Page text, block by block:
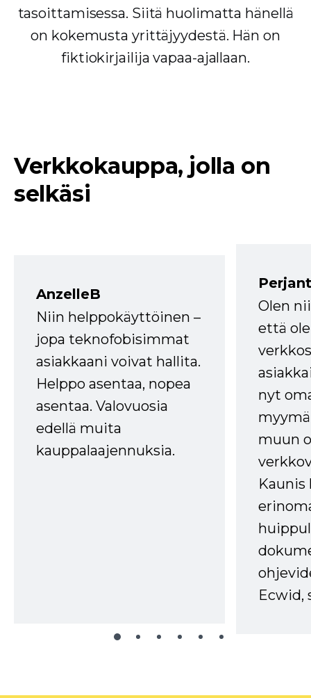
tasoittamisessa. Siitä huolimatta hänellä
on kokemusta yrittäjyydestä. Hän on
fiktiokirjailija vapaa-ajallaan.
Verkkokauppa, jolla on
selkäsi
AnzelleB
Niin helppokäyttöinen –
jopa teknofobisimmat
asiakkaani voivat hallita.
Helppo asentaa, nopea
asentaa. Valovuosia
edellä muita
kauppalaajennuksia.
Olen
että
nyt
muun
Kaunis
Ecwid,